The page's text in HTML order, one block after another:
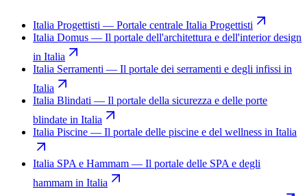
Italia Progettisti — Portale centrale Italia Progettisti
Italia Domus — Il portale dell'architettura e dell'interior design
in Italia
Italia Serramenti — Il portale dei serramenti e degli infissi in
Italia
Italia Blindati — Il portale della sicurezza e delle porte
blindate in Italia
Italia Piscine — Il portale delle piscine e del wellness in Italia
Italia SPA e Hammam — Il portale delle SPA e degli
hammam in Italia